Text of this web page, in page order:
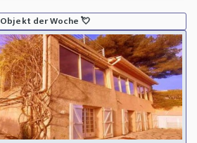
Objekt der Woche💘